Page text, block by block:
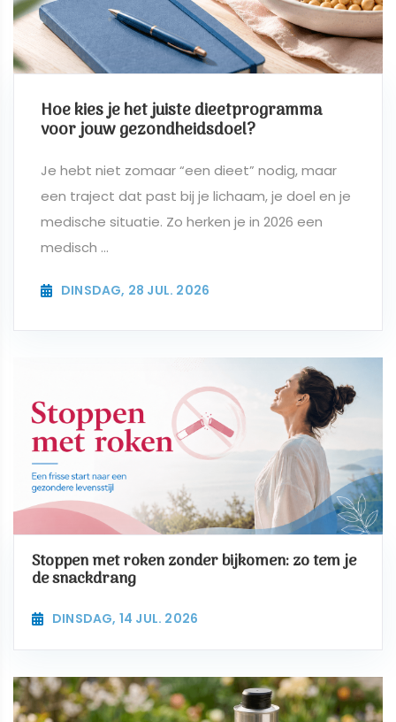
Hoe kies je het juiste dieetprogramma
voor jouw gezondheidsdoel?
Je hebt niet zomaar “een dieet” nodig, maar
een traject dat past bij je lichaam, je doel en je
medische situatie. Zo herken je in 2026 een
medisch ...
DINSDAG, 28 JUL. 2026
Stoppen met roken zonder bijkomen: zo tem je
de snackdrang
DINSDAG, 14 JUL. 2026